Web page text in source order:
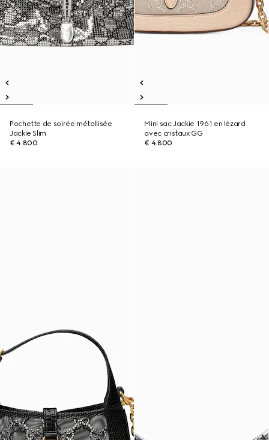
Pochette de soirée métallisée
Jackie Slim
€ 4.800
Mini sac Jackie 1961 en lézard
avec cristaux GG
€ 4.800